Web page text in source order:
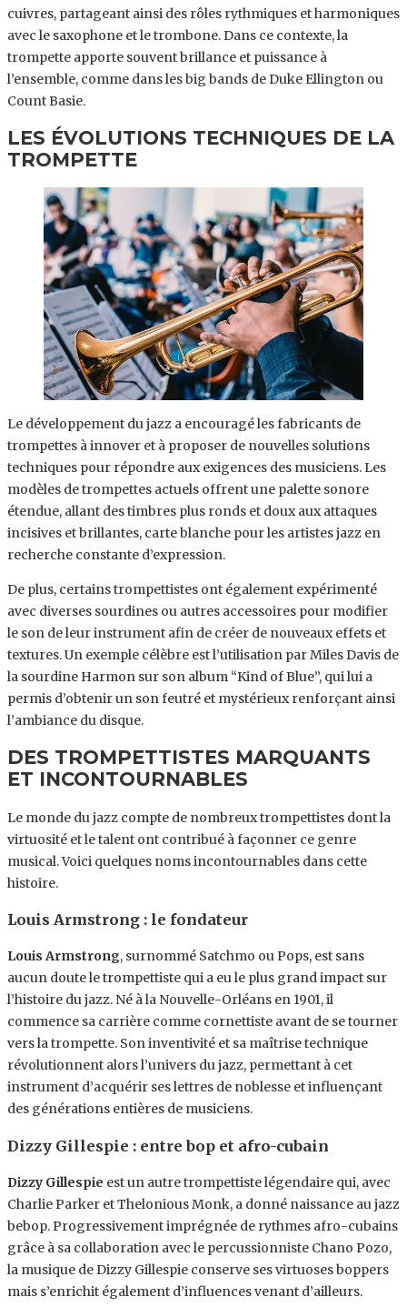
cuivres, partageant ainsi des rôles rythmiques et harmoniques
avec le saxophone et le trombone. Dans ce contexte, la
trompette apporte souvent brillance et puissance à
l’ensemble, comme dans les big bands de Duke Ellington ou
Count Basie.
LES ÉVOLUTIONS TECHNIQUES DE LA
TROMPETTE
Le développement du jazz a encouragé les fabricants de
trompettes à innover et à proposer de nouvelles solutions
techniques pour répondre aux exigences des musiciens. Les
modèles de trompettes actuels offrent une palette sonore
étendue, allant des timbres plus ronds et doux aux attaques
incisives et brillantes, carte blanche pour les artistes jazz en
recherche constante d’expression.
De plus, certains trompettistes ont également expérimenté
avec diverses sourdines ou autres accessoires pour modifier
le son de leur instrument afin de créer de nouveaux effets et
textures. Un exemple célèbre est l’utilisation par Miles Davis de
la sourdine Harmon sur son album “Kind of Blue”, qui lui a
permis d’obtenir un son feutré et mystérieux renforçant ainsi
l’ambiance du disque.
DES TROMPETTISTES MARQUANTS
ET INCONTOURNABLES
Le monde du jazz compte de nombreux trompettistes dont la
virtuosité et le talent ont contribué à façonner ce genre
musical. Voici quelques noms incontournables dans cette
histoire.
Louis Armstrong : le fondateur
Louis Armstrong, surnommé Satchmo ou Pops, est sans
aucun doute le trompettiste qui a eu le plus grand impact sur
l’histoire du jazz. Né à la Nouvelle-Orléans en 1901, il
commence sa carrière comme cornettiste avant de se tourner
vers la trompette. Son inventivité et sa maîtrise technique
révolutionnent alors l’univers du jazz, permettant à cet
instrument d’acquérir ses lettres de noblesse et influençant
des générations entières de musiciens.
Dizzy Gillespie : entre bop et afro-cubain
Dizzy Gillespie est un autre trompettiste légendaire qui, avec
Charlie Parker et Thelonious Monk, a donné naissance au jazz
bebop. Progressivement imprégnée de rythmes afro-cubains
grâce à sa collaboration avec le percussionniste Chano Pozo,
la musique de Dizzy Gillespie conserve ses virtuoses boppers
mais s’enrichit également d’influences venant d’ailleurs.